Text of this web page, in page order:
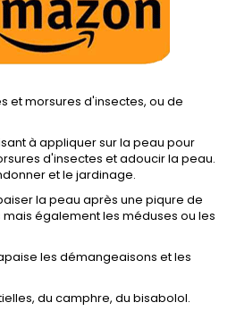
et morsures d'insectes, ou de
à appliquer sur la peau pour
d'insectes et adoucir la peau.
et le jardinage.
la peau après une piqure de
également les méduses ou les
les démangeaisons et les
du camphre, du bisabolol.